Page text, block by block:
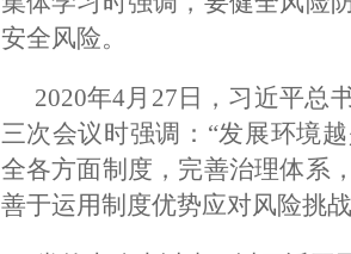
安全风险。
2020年4月27日，习近平总
三次会议时强调：“发展环境
全各方面制度，完善治理体系
善于运用制度优势应对风险挑